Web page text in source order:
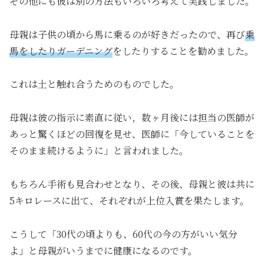
母親は子供の頃から馬に乗るのが好きだったので、再び乗
馬をしたりガーデニングをしたりすることを勧めました。
これは土と触れ合うためのものでした。
母親は彼の指示に素直に従い，数ヶ月後には担当の医師が
あっと驚くほどの回復を見せ、医師に「今していることを
そのまま続けるように」と言われました。
もちろん手術も見合わせとなり、その後、母親と彼は共に
5キロレースに出て、それぞれが上位入賞を果たします。
こうして「30代の頃よりも、60代の今の方がいい気分
よ」と母親がいうまでに健康になるのです。